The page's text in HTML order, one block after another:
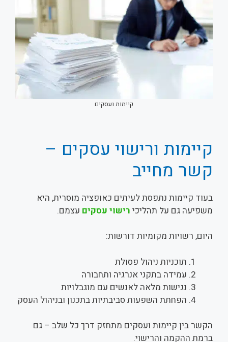
קיימות ועסקים
קיימות ורישוי עסקים –
קשר מחייב
בעוד קיימות נתפסת לעיתים כאופציה מוסרית, היא
משפיעה גם על תהליכי רישוי עסקים עצמם.
היום, רשויות מקומיות דורשות:
תוכניות ניהול פסולת
עמידה בתקני אנרגיה ותחבורה
נגישות מלאה לאנשים עם מוגבלויות
הפחתת השפעות סביבתיות בתכנון ובניהול העסק
הקשר בין קיימות ועסקים מתחזק דרך כל שלב – גם
ברמת ההקמה והרישוי.